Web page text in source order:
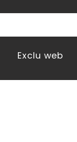
Exclu web